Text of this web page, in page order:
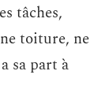
tâches,
toiture, ne
sa part à